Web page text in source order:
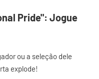
Pride": Jogue
ou a seleção dele
explode!